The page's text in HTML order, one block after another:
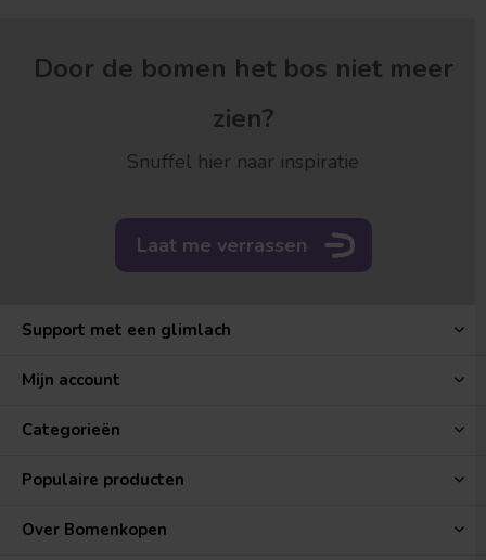
Door de bomen het bos niet meer
zien?
Snuffel hier naar inspiratie
Laat me verrassen
Support met een glimlach
Mijn account
Categorieën
Populaire producten
Over Bomenkopen